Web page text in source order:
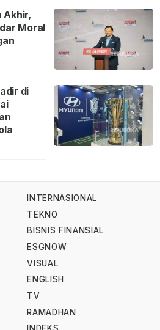
Akhir,
Moral
di
INTERNASIONAL
TEKNO
BISNIS FINANSIAL
ESGNOW
VISUAL
ENGLISH
TV
RAMADHAN